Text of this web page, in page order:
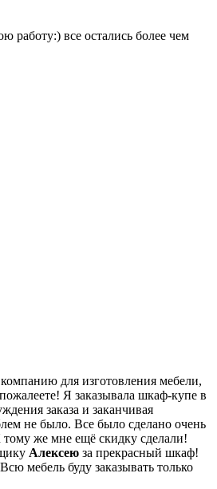
работу:) все остались более чем
для изготовления мебели,
Я заказывала шкаф-купе в
заказа и заканчивая
не было. Все было сделано очень
же мне ещё скидку сделали!
Алексею за прекрасный шкаф!
мебель буду заказывать только